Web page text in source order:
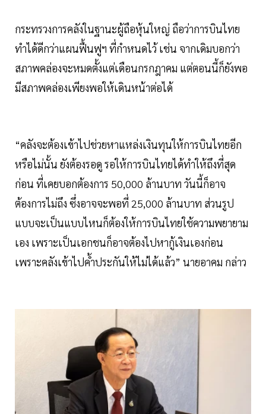
กระทรวงการคลังในฐานะผู้ถือหุ้นใหญ่ ถือว่าการบินไทย
ทำได้ดีกว่าแผนฟื้นฟูฯ ที่กำหนดไว้ เช่น จากเดิมบอกว่า
สภาพคล่องจะหมดตั้งแต่เดือนกรกฎาคม แต่ตอนนี้ก็ยังพอ
มีสภาพคล่องเพียงพอให้เดินหน้าต่อได้
“คลังจะต้องเข้าไปช่วยหาแหล่งเงินทุนให้การบินไทยอีก
หรือไม่นั้น ยังต้องรอดู รอให้การบินไทยได้ทำให้ถึงที่สุด
ก่อน ที่เคยบอกต้องการ 50,000 ล้านบาท วันนี้ก็อาจ
ต้องการไม่ถึง ซึ่งอาจจะพอที่ 25,000 ล้านบาท ส่วนรูป
แบบจะเป็นแบบไหนก็ต้องให้การบินไทยใช้ความพยายาม
เอง เพราะเป็นเอกชนก็อาจต้องไปหากู้เงินเองก่อน
เพราะคลังเข้าไปค้ำประกันให้ไม่ได้แล้ว” นายอาคม กล่าว